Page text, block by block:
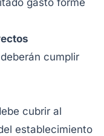
gasto forme
cumplir
cubrir al
establecimiento